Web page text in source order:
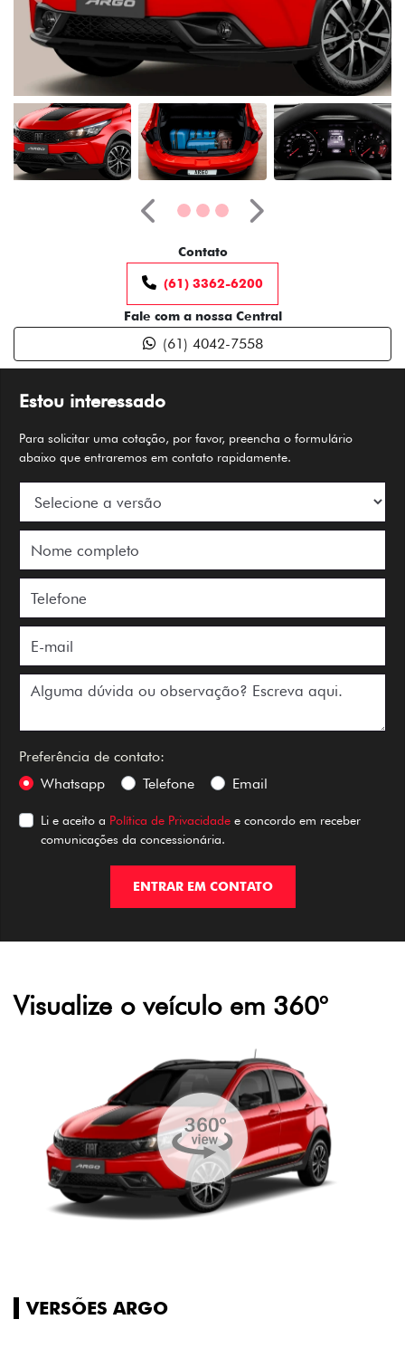
Estou interessado
Para solicitar uma cotação, por favor, preencha o formulário
abaixo que entraremos em contato rapidamente.
Preferência de contato:
Whatsapp
Telefone Email
Li e aceito a Política de Privacidade e concordo em receber
comunicações da concessionária.
ENTRAR EM CONTATO
Anterior Próximo
Contato
(61) 3362-6200
Fale com a nossa Central
(61) 4042-7558
Visualize o veículo em 360°
VERSÕES ARGO